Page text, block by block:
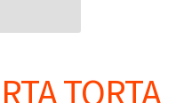
TORTA